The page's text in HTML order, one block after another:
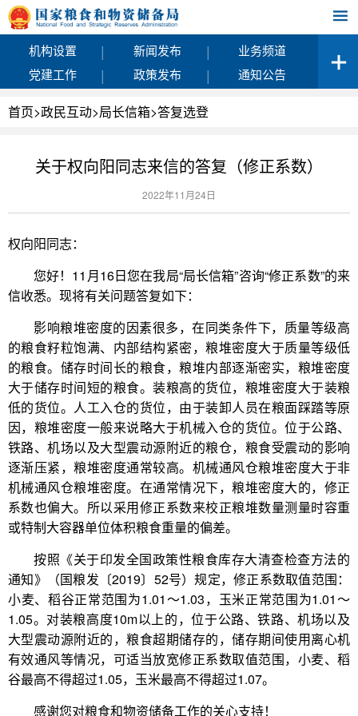
机构设置 | 新闻发布 |
业务频道
党建工作
| 政策发布 | 通知公告
首页>政民互动>局长信箱>答复选登
关于权向阳同志来信的答复（修正系数）
2022年11月24日
权向阳同志：
您好！11月16日您在我局“局长信箱”咨询“修正系数”的来
信收悉。现将有关问题答复如下：
影响粮堆密度的因素很多，在同类条件下，质量等级高
的粮食籽粒饱满、内部结构紧密，粮堆密度大于质量等级低
的粮食。储存时间长的粮食，粮堆内部逐渐密实，粮堆密度
大于储存时间短的粮食。装粮高的货位，粮堆密度大于装粮
低的货位。人工入仓的货位，由于装卸人员在粮面踩踏等原
因，粮堆密度一般来说略大于机械入仓的货位。位于公路、
铁路、机场以及大型震动源附近的粮仓，粮食受震动的影响
逐渐压紧，粮堆密度通常较高。机械通风仓粮堆密度大于非
机械通风仓粮堆密度。在通常情况下，粮堆密度大的，修正
系数也偏大。所以采用修正系数来校正粮堆数量测量时容重
或特制大容器单位体积粮食重量的偏差。
按照《关于印发全国政策性粮食库存大清查检查方法的
通知》（国粮发〔2019〕52号）规定，修正系数取值范围：
小麦、稻谷正常范围为1.01～1.03，玉米正常范围为1.01～
1.05。对装粮高度10m以上的，位于公路、铁路、机场以及
大型震动源附近的，粮食超期储存的，储存期间使用离心机
有效通风等情况，可适当放宽修正系数取值范围，小麦、稻
谷最高不得超过1.05，玉米最高不得超过1.07。
感谢您对粮食和物资储备工作的关心支持！